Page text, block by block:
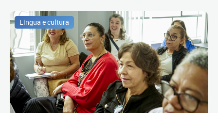
Língua e cultura